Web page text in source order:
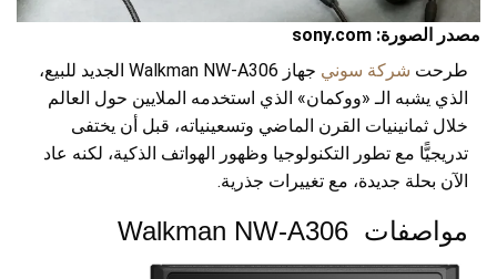
مصدر الصورة: sony.com
طرحت شركة سوني
جهاز Walkman NW-A306 الجديد للبيع،
الذي يشبه الـ «ووكمان» الذي استخدمه الملايين حول العالم
خلال ثمانينيات القرن الماضي وتسعينياته، قبل أن يختفى
تدريجيًّا مع تطور التكنولوجيا وظهور الهواتف الذكية، لكنه عاد
الآن بحلة جديدة، مع تغييرات جذرية.
مواصفات Walkman NW-A306